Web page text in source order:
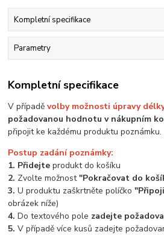
Kompletní specifikace
Parametry
Kompletní specifikace
V případěvolby možnosti úpravy
požadovanou hodnotu v nákupním
připojit ke každému produktu poznámku.
Postup zadání poznámky:
1. Přidejte produkt do košíku
2. Zvolte možnost"Pokračovat do
3.U produktu zaškrtněte políčko
obrázek níže)
4.Do textového pole zadejte
5.V případě více kusů zadejte